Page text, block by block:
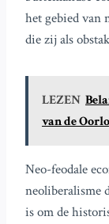
het gebied van
die zij als
LEZEN
van de
Neo-feodale
neoliberalisme
is om de